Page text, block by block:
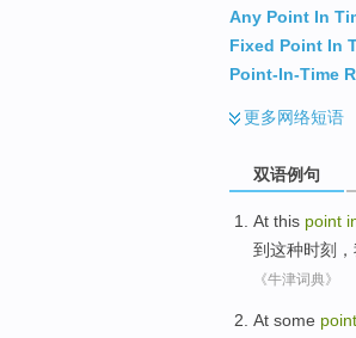
Any Point In
Fixed Point In
Point-In-Time
更多网络短语
双语例句
At this point
到这种时刻 ，
《牛津词典》
At some point